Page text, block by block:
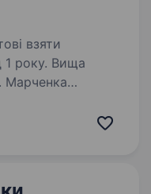
взяти
1 року. Вища